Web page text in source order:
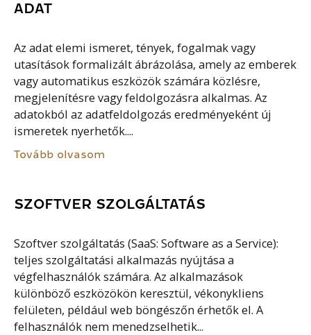
ADAT
Az adat elemi ismeret, tények, fogalmak vagy
utasítások formalizált ábrázolása, amely az emberek
vagy automatikus eszközök számára közlésre,
megjelenítésre vagy feldolgozásra alkalmas. Az
adatokból az adatfeldolgozás eredményeként új
ismeretek nyerhetők....
Tovább olvasom
SZOFTVER SZOLGÁLTATÁS
Szoftver szolgáltatás (SaaS: Software as a Service):
teljes szolgáltatási alkalmazás nyújtása a
végfelhasználók számára. Az alkalmazások
különböző eszközökön keresztül, vékonykliens
felületen, például web böngészőn érhetők el. A
felhasználók nem menedzselhetik...